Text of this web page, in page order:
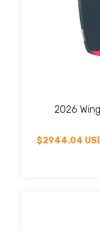
2026
$2944.04